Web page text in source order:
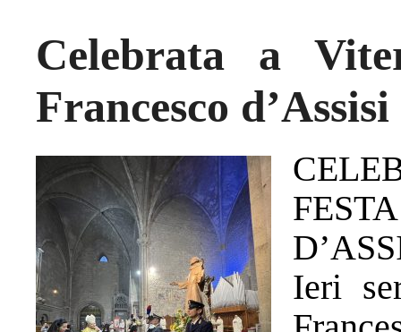
Celebrata a
Francesco d’Assisi
Ieri